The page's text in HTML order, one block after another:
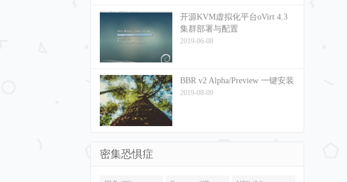
开源KVM虚拟化平台oVirt 4.3
集群部署与配置
2019-06-08
BBR v2 Alpha/Preview 一键安装
2019-08-09
密集恐惧症